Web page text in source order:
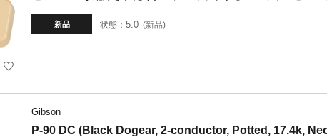
新品 状態： 5.0 新品
Gibson
P-90 DC (Black Dogear, 2-conductor, Potted, 17.4k,